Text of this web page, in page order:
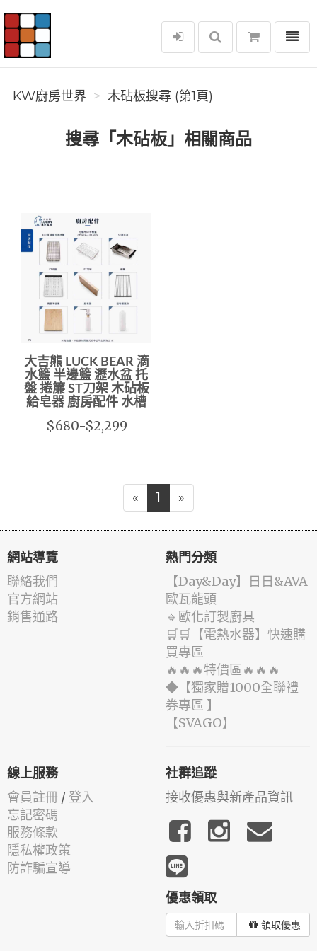
KW廚房世界
選單
KW廚房世界 木砧板搜尋 (第1頁)
搜尋「木砧板」相關商品
大吉熊 LUCK BEAR 滴
水籃 半邊籃 瀝水盆 托
盤 捲簾 ST刀架 木砧板
給皂器 廚房配件 水槽
$680-$2,299
« 1 »
網站導覽
聯絡我們
官方網站
銷售通路
熱門分類
️【Day&Day】️日日&AVA
歐瓦龍頭
🔹歐化訂製廚具
🛒🛒【電熱水器】快速購
買專區
🔥🔥🔥特價區🔥🔥🔥
◆【獨家贈1000全聯禮
券專區 】
️【SVAGO】️
線上服務
會員註冊 / 登入
忘記密碼
服務條款
隱私權政策
防詐騙宣導
社群追蹤
接收優惠與新產品資訊
優惠領取
領取優惠